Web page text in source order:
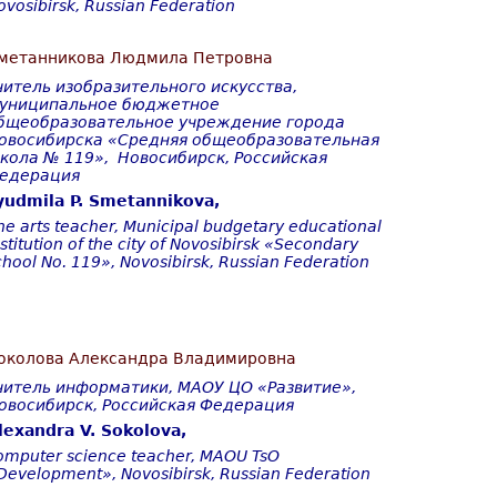
Russian Federation
Людмила Петровна
изобразительного искусства,
бюджетное
учреждение города
«Средняя общеобразовательная
№ 119», Новосибирск, Российская
P. Smetannikova,
arts teacher, Municipal budgetary educational
of the city of Novosibirsk «Secondary
No. 119», Novosibirsk, Russian Federation
Александра Владимировна
информатики, МАОУ ЦО «Развитие»,
Российская Федерация
V. Sokolova,
science teacher, MAOU TsO
Novosibirsk, Russian Federation